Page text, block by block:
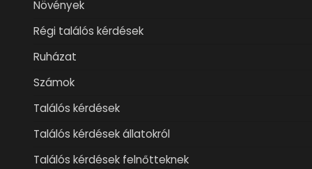
Növények
Régi találós kérdések
Ruházat
Számok
Találós kérdések
Találós kérdések állatokról
Találós kérdések felnőtteknek